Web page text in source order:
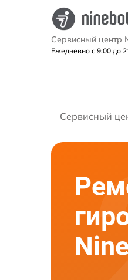
Сервисный центр
Ежедневно с 9:00 до
Сервисный